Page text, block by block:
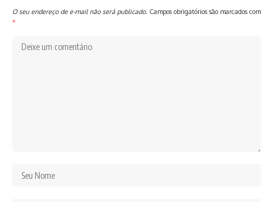
O seu endereço de e-mail não será publicado. Campos obrigatórios são marcados com
*